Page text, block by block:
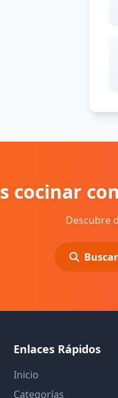
cocinar
Descubre
Enlaces Rápidos
Inicio
Categorías